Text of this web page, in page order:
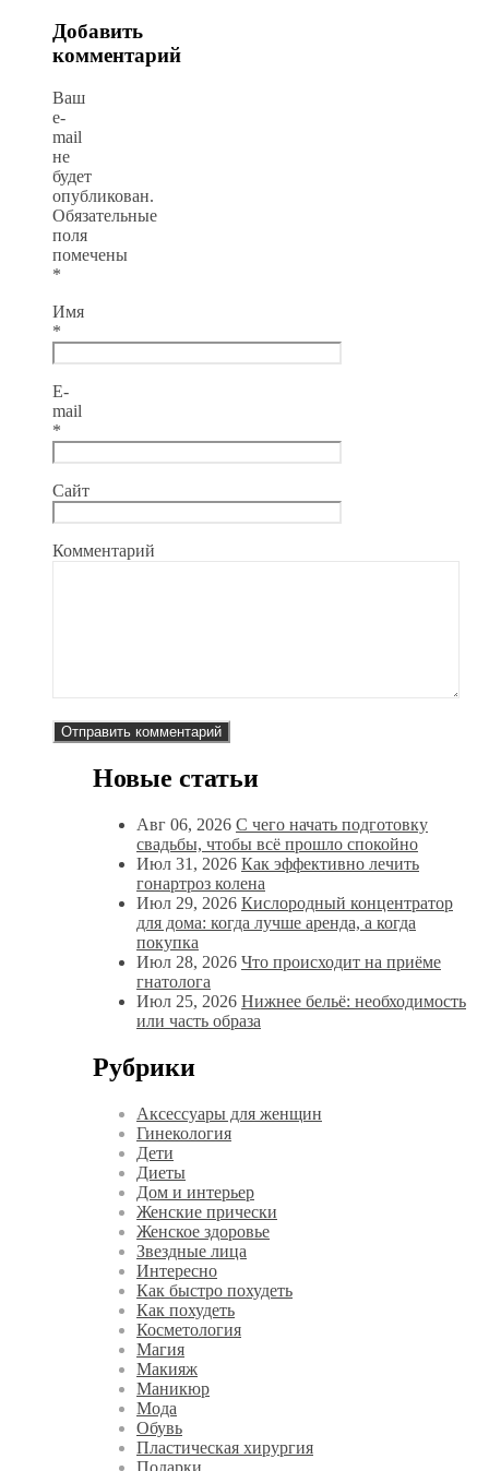
Добавить
комментарий
Ваш
e-
mail
не
будет
опубликован.
Обязательные
поля
помечены
*
Имя
*
E-
mail
*
Сайт
Комментарий
Новые статьи
Авг 06, 2026 С чего начать подготовку
свадьбы, чтобы всё прошло спокойно
Июл 31, 2026 Как эффективно лечить
гонартроз колена
Июл 29, 2026 Кислородный концентратор
для дома: когда лучше аренда, а когда
покупка
Июл 28, 2026 Что происходит на приёме
гнатолога
Июл 25, 2026 Нижнее бельё: необходимость
или часть образа
Рубрики
Аксессуары для женщин
Гинекология
Дети
Диеты
Дом и интерьер
Женские прически
Женское здоровье
Звездные лица
Интересно
Как быстро похудеть
Как похудеть
Косметология
Магия
Макияж
Маникюр
Мода
Обувь
Пластическая хирургия